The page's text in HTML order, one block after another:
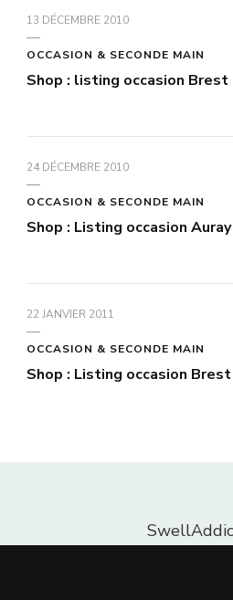
13 DÉCEMBRE 2010
OCCASION & SECONDE MAIN
Shop : listing occasion Brest
24 DÉCEMBRE 2010
OCCASION & SECONDE MAIN
Shop : Listing occasion Auray
22 JANVIER 2011
OCCASION & SECONDE MAIN
Shop : Listing occasion Brest